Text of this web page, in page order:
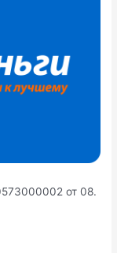
от 08.